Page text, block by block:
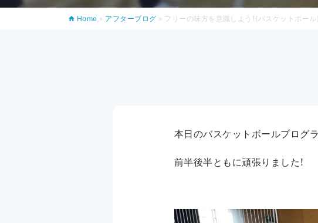
Home » アフターブログ » フリーの味方を意識しよう！(バスケットボール)
本日のバスケットボールプログ
前半後半ともに頑張りました！